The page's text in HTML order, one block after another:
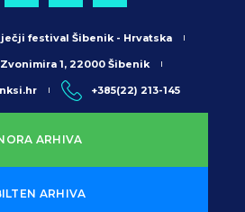
ARHIVA
ARHIVA
festival Šibenik - Hrvatska
1, 22000 Šibenik
+385(22) 213-145